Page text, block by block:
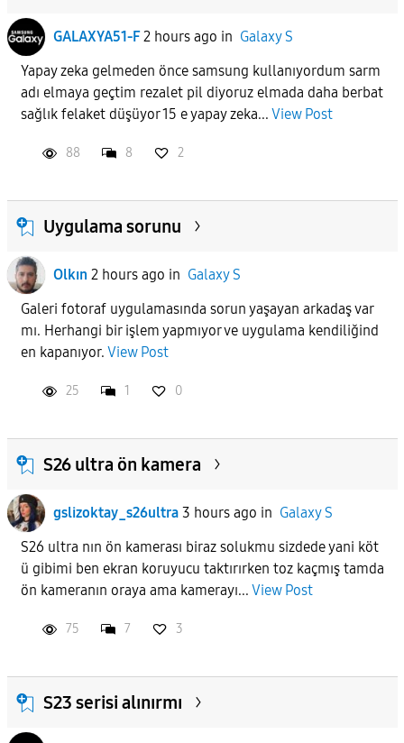
GALAXYA51-F 2 hours ago in Galaxy S
Yapay zeka gelmeden önce samsung kullanıyordum sarm
adı elmaya geçtim rezalet pil diyoruz elmada daha berbat
sağlık felaket düşüyor 15 e yapay zeka... View Post
88 8 2
Uygulama sorunu
Olkın 2 hours ago in Galaxy S
Galeri fotoraf uygulamasında sorun yaşayan arkadaş var
mı. Herhangi bir işlem yapmıyor ve uygulama kendiliğind
en kapanıyor. View Post
25 1 0
S26 ultra ön kamera
gslizoktay_s26ultra 3 hours ago in Galaxy S
S26 ultra nın ön kamerası biraz solukmu sizdede yani köt
ü gibimi ben ekran koruyucu taktırırken toz kaçmış tamda
ön kameranın oraya ama kamerayı... View Post
75 7 3
S23 serisi alınırmı